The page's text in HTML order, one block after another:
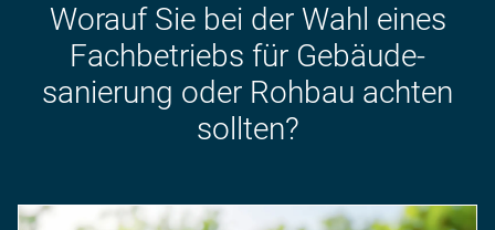
Worauf Sie bei der Wahl eines
Fach­betriebs für Gebäude­
sanierung oder Rohbau achten
sollten?